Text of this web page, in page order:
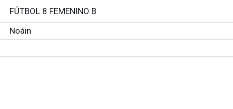
FÚTBOL 8 FEMENINO B
Noáin